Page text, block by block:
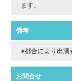
ます。
備考
※都合により出演
お問合せ